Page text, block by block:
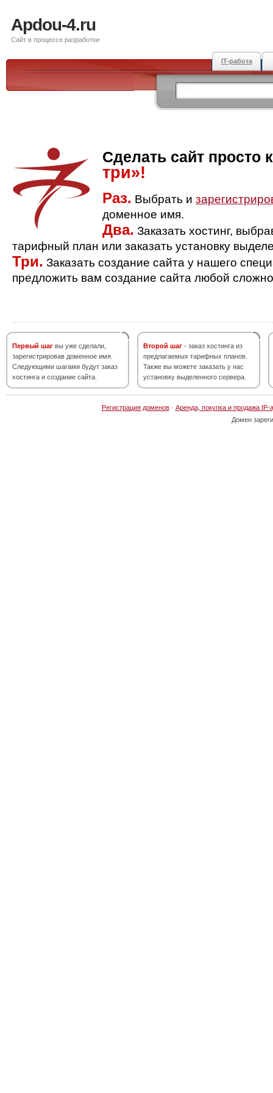
Apdou-4.ru
Сайт в процессе разработки
IT-работа
Сделать сайт просто
три»!
Раз. Выбрать и
доменное имя.
Два. Заказать хостинг,
тарифный план или заказать установку
Три. Заказать создание сайта у нашего
предложить вам создание сайта любой
Первый шаг вы уже сделали,
зарегистрировав доменное имя.
Следующими шагами будут заказ
хостинга и создание сайта.
Второй шаг - заказ хостинга из
предлагаемых тарифных планов.
Также вы можете заказать у нас
установку выделенного сервера.
Регистрация доменов· Аренда, покупка и продажа IP-
Домен